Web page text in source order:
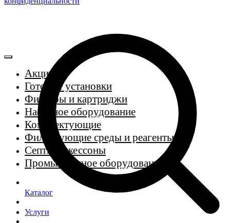
Акции
Готовые установки
Фильтры и картриджи
Насосное оборудование
Комплектующие
Фильтрующие среды и реагенты
Септики, кессоны
Промышленное оборудование
Каталог
Услуги